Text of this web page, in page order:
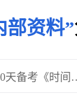
部资料”
10天备